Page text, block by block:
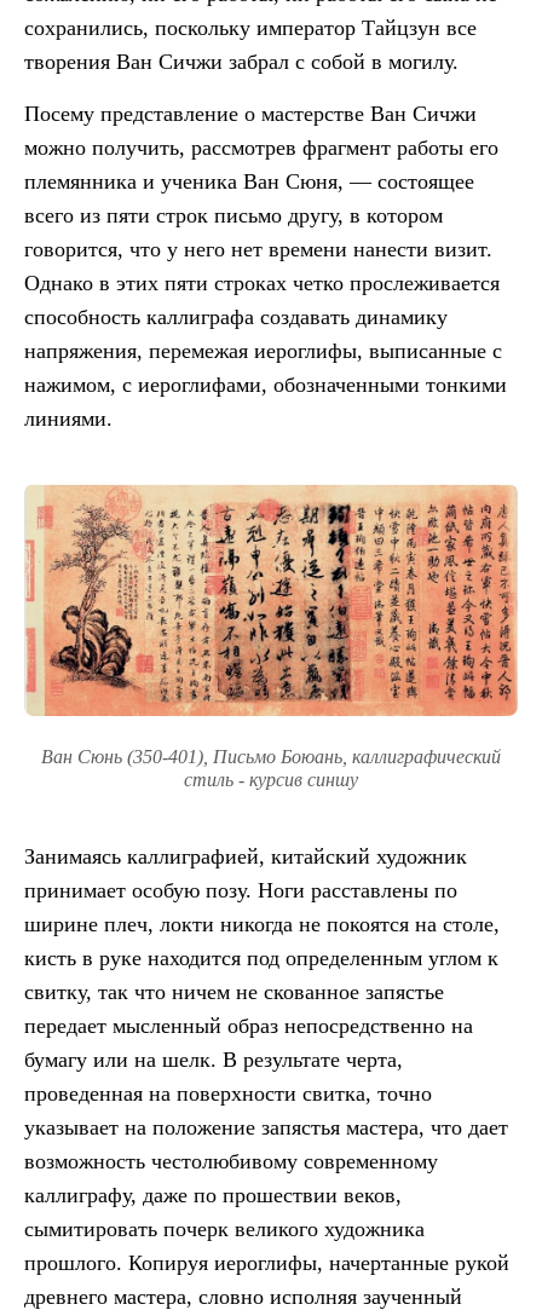
сохранились, поскольку император Тайцзун все
творения Ван Сичжи забрал с собой в могилу.
Посему представление о мастерстве Ван Сичжи
можно получить, рассмотрев фрагмент работы его
племянника и ученика Ван Сюня, — состоящее
всего из пяти строк письмо другу, в котором
говорится, что у него нет времени нанести визит.
Однако в этих пяти строках четко прослеживается
способность каллиграфа создавать динамику
напряжения, перемежая иероглифы, выписанные с
нажимом, с иероглифами, обозначенными тонкими
линиями.
Ван Сюнь (350-401), Письмо Боюань, каллиграфический
стиль - курсив синшу
Занимаясь каллиграфией, китайский художник
принимает особую позу. Ноги расставлены по
ширине плеч, локти никогда не покоятся на столе,
кисть в руке находится под определенным углом к
свитку, так что ничем не скованное запястье
передает мысленный образ непосредственно на
бумагу или на шелк. В результате черта,
проведенная на поверхности свитка, точно
указывает на положение запястья мастера, что дает
возможность честолюбивому современному
каллиграфу, даже по прошествии веков,
сымитировать почерк великого художника
прошлого. Копируя иероглифы, начертанные рукой
древнего мастера, словно исполняя заученный